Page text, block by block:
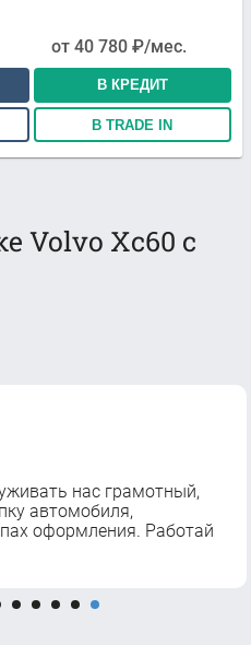
от 40 780 ₽/мес.
В КРЕДИТ
В TRADE IN
Volvo Xc60 с
нас грамотный,
автомобиля,
оформления. Работай